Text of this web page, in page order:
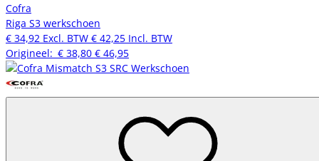
Cofra
Riga S3 werkschoen
€ 34,92 Excl. BTW € 42,25 Incl. BTW
Origineel: € 38,80 € 46,95